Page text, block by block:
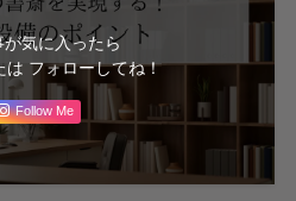
が気に入ったら
は フォローしてね！
Follow Me